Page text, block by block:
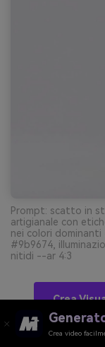
Prompt: scatto in
artigianale con
nei colori
#9b9674,
nitidi --ar 4:3
Crea
Crea video